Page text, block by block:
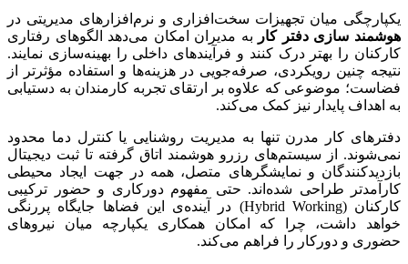
یکپارچگی میان تجهیزات سخت‌افزاری و نرم‌افزارهای مدیریتی در
هوشمند سازی دفتر کار
به مدیران امکان می‌دهد الگوهای رفتاری
کارکنان را بهتر درک کنند و فرآیندهای داخلی را بهینه‌سازی نمایند.
نتیجه چنین رویکردی، صرفه‌جویی در هزینه‌ها و استفاده مؤثرتر از
فضاست؛ موضوعی که علاوه بر ارتقای تجربه کارمندان به دستیابی
به اهداف پایدار نیز کمک می‌کند.
دفترهای کار مدرن تنها به مدیریت روشنایی یا کنترل دما محدود
نمی‌شوند. از سیستم‌های رزرو هوشمند اتاق گرفته تا ثبت دیجیتال
بازدیدکنندگان و نمایشگرهای متصل، همه در جهت ایجاد محیطی
کارآمدتر طراحی شده‌اند. حتی مفهوم دورکاری و حضور ترکیبی
کارکنان (Hybrid Working) در آینده‌ی این فضاها جایگاه پررنگی
خواهد داشت، چرا که امکان همکاری یکپارچه میان نیروهای
حضوری و دورکار را فراهم می‌کند.